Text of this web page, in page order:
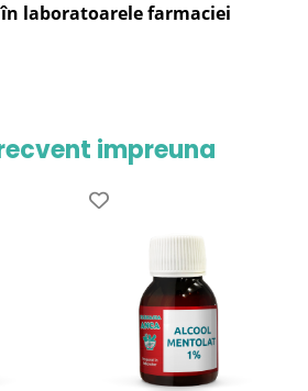
laboratoarele farmaciei
impreuna